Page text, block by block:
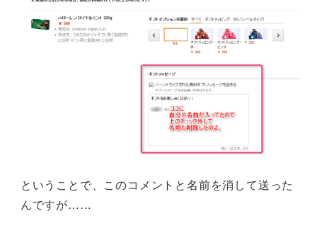
ということで、このコメントと名前を消して送った
んですが……